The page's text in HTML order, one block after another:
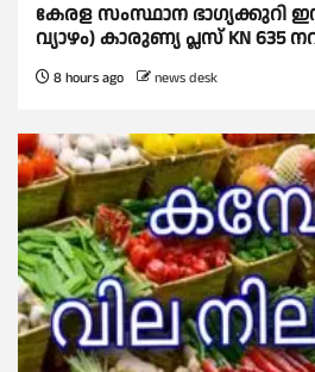
കേരള സംസ്ഥാന ഭാഗ്യക്കുറി
വ്യാഴം) കാരുണ്യ പ്ലസ് KN 635
8 hours ago news desk